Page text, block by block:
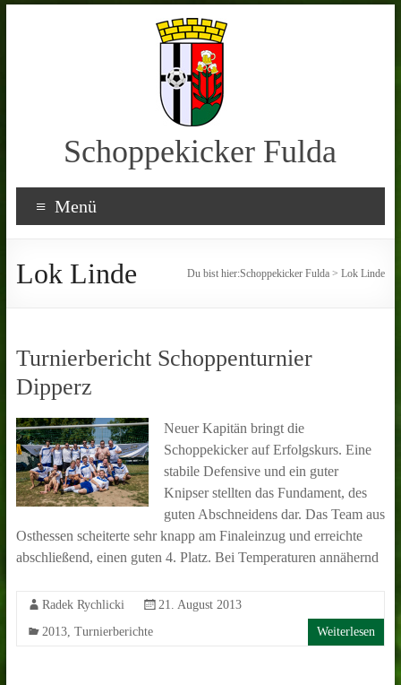
Schoppekicker Fulda
Menü
Lok Linde Du bist hier:Schoppekicker Fulda >Lok Linde
Turnierbericht Schoppenturnier
Dipperz
Neuer Kapitän bringt die
Schoppekicker auf Erfolgskurs. Eine
stabile Defensive und ein guter
Knipser stellten das Fundament, des
guten Abschneidens dar. Das Team aus
Osthessen scheiterte sehr knapp am Finaleinzug und erreichte
abschließend, einen guten 4. Platz. Bei Temperaturen annähernd
Radek Rychlicki
21. August 2013
2013, Turnierberichte Weiterlesen